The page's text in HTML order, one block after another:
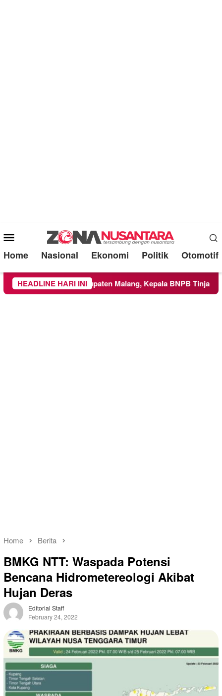
Mobile
Menu
Home Nasional Ekonomi Politik Otomotif
HEADLINE HARI INI
Kabupaten Malang, Kepala BNPB Tinjau Langsung Lokasi
Home Berita
BMKG NTT: Waspada Potensi
Bencana Hidrometereologi Akibat
Hujan Deras
Editorial Staff
February 24, 2022